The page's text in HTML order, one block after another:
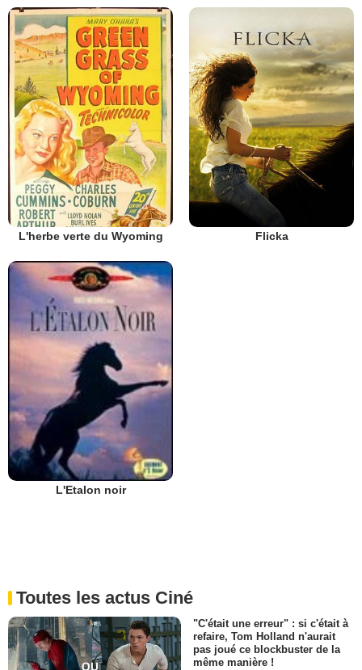
L'herbe verte du Wyoming Flicka
L'Etalon noir
Toutes les actus Ciné
"C'était une erreur" : si c'était à
refaire, Tom Holland n'aurait
pas joué ce blockbuster de la
même manière !